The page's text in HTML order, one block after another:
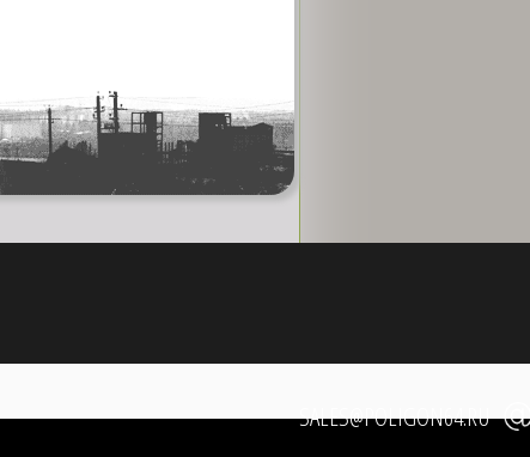
SALES@POLIGON64.RU